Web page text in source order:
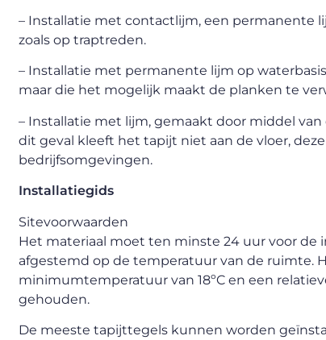
– Installatie met contactlijm, een permanente
zoals op traptreden.
– Installatie met permanente lijm op
maar die het mogelijk maakt de planken te
– Installatie met lijm, gemaakt door middel
dit geval kleeft het tapijt niet aan de vloer,
bedrijfsomgevingen.
Installatiegids
Sitevoorwaarden
Het materiaal moet ten minste 24 uur voor
afgestemd op de temperatuur van de ruimte.
minimumtemperatuur van 18ºC en een
gehouden.
De meeste tapijttegels kunnen worden